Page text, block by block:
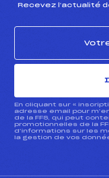
Recevez l’actualité
En cliquant sur «
adresse email pour
de la FFS, qui peut
promotionnelles de la
d’informations sur les
la gestion de vos